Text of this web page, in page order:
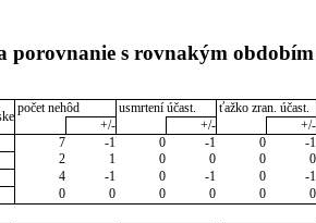
porovnanie s rovnakým
počet nehôd usmrtení účast. ťažko zran. účast.
+/-
+/- +/-
7 -1 0 -1 0 -1
2 1 0 0 0 0
4 -1 0 -1 0 -1
0 0 0 0 0 0